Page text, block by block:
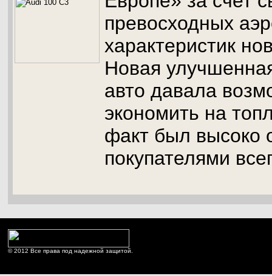
превосходных
характеристик
Новая
авто давала
экономить на
факт был высоко
покупателями
© 2012 Все права под надежной защитой.